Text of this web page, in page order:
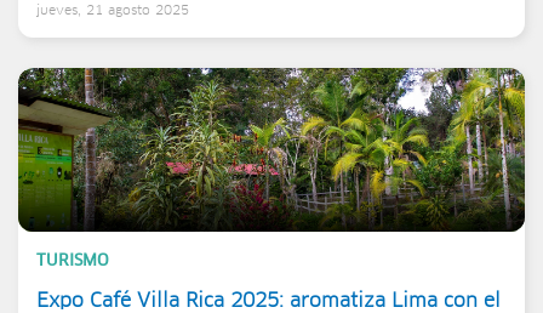
jueves, 21 agosto 2025
TURISMO
Expo Café Villa Rica 2025: aromatiza Lima con el